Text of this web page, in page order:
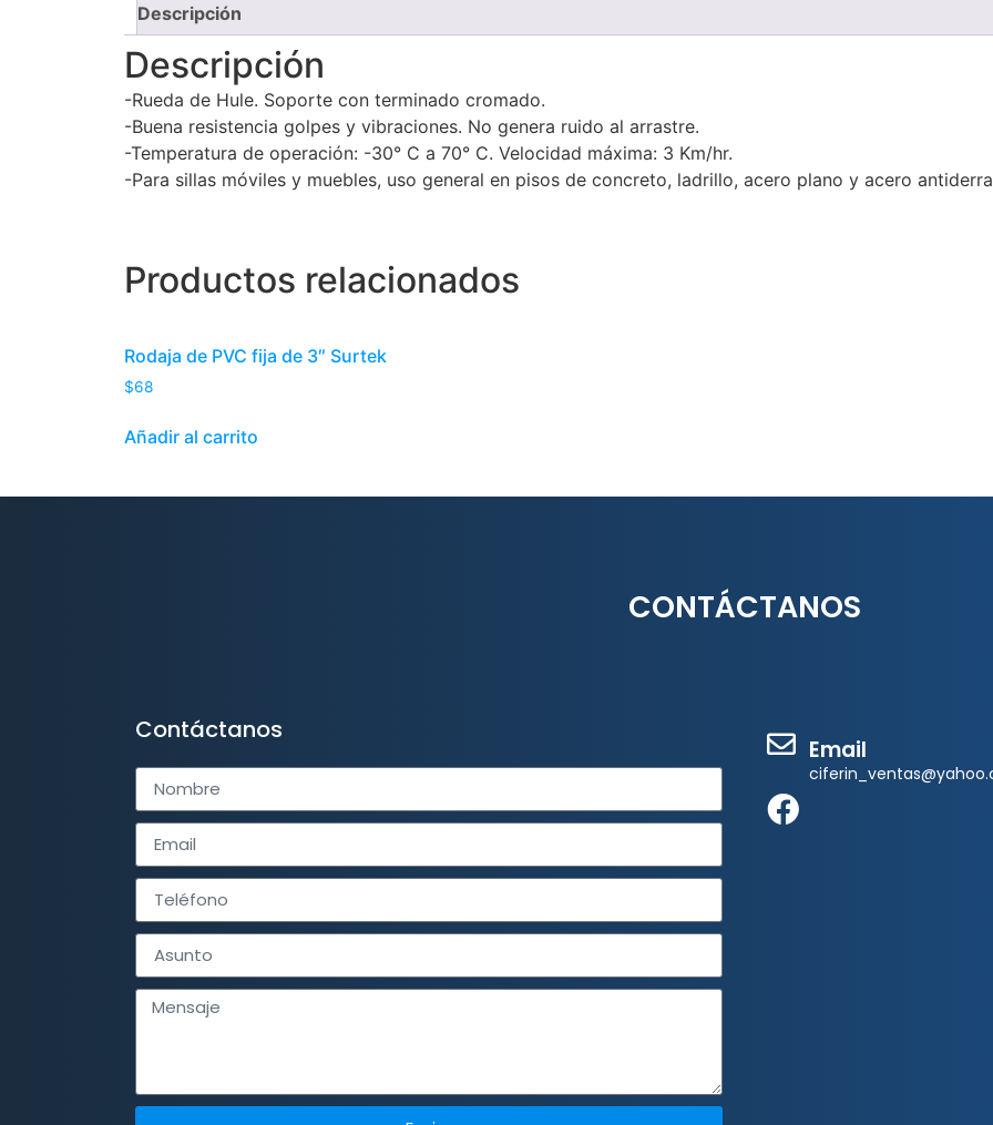
Descripción
Descripción
-Rueda de Hule. Soporte con terminado cromado.
-Buena resistencia golpes y vibraciones. No genera ruido al arrastre.
-Temperatura de operación: -30° C a 70° C. Velocidad máxima: 3 Km/hr.
-Para sillas móviles y muebles, uso general en pisos de concreto, ladrillo, acero plano y acero
Productos relacionados
Rodaja de PVC fija de 3″ Surtek
$68
Añadir al carrito
CONTÁCTANOS
Contáctanos
Email